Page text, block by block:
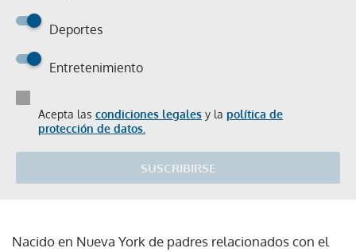
Deportes
Entretenimiento
Acepta las condiciones legales y la política de
protección de datos.
SUSCRIBIRSE
Nacido en Nueva York de padres relacionados con el